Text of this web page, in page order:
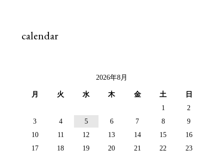
calendar
2026年8月
月 火 水 木 金 土
日
1
2
3
4 5 6 7 8
9
10
11 12 13 14 15
16
17
18 19 20 21 22
23